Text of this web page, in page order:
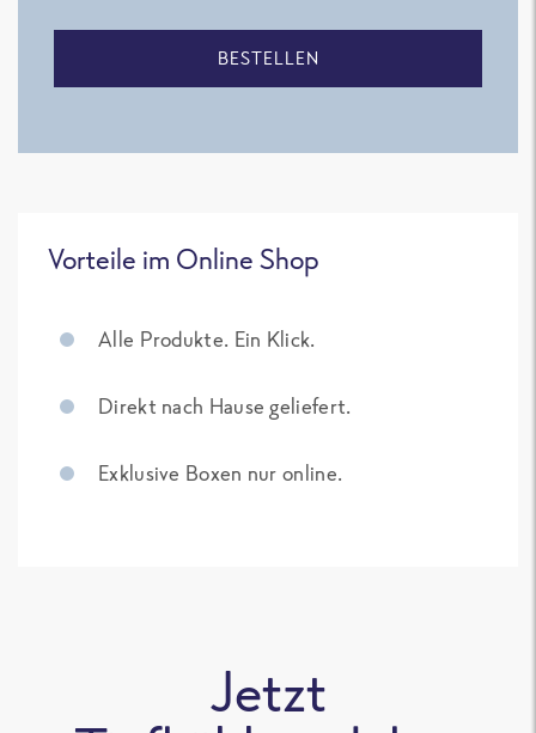
BESTELLEN
Vorteile im Online Shop
Alle Produkte. Ein Klick.
Direkt nach Hause geliefert.
Exklusive Boxen nur online.
Jetzt